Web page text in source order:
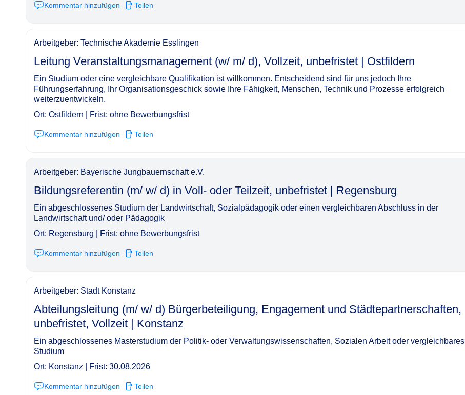
Kommentar hinzufügen Teilen
Arbeitgeber: Technische Akademie Esslingen
Leitung Veranstaltungsmanagement (w/ m/ d), Vollzeit, unbefristet | Ostfildern​‌‌‌‌​‌​‌‌‌‌‌‌​​​​‌
Ein Studium oder eine vergleichbare Qualifikation ist willkommen. Entscheidend sind für uns jedoch Ihre
Führungserfahrung, Ihr Organisationsgeschick sowie Ihre Fähigkeit, Menschen, Technik und Prozesse erfolgreich
weiterzuentwickeln.
Ort: Ostfildern | Frist: ohne Bewerbungsfrist
Kommentar hinzufügen Teilen
Arbeitgeber: Bayerische Jungbauernschaft e.V.
Bildungsreferentin (m/ w/ d) in Voll- oder Teilzeit, unbefristet | Regensburg​‌‌‌‌​‌​‌‌‌‌‌‌​​​​​
Ein abgeschlossenes Studium der Landwirtschaft, Sozialpädagogik oder einen vergleichbaren Abschluss in der
Landwirtschaft und/ oder Pädagogik
Ort: Regensburg | Frist: ohne Bewerbungsfrist
Kommentar hinzufügen Teilen
Arbeitgeber: Stadt Konstanz
Abteilungsleitung (m/ w/ d) Bürgerbeteiligung, Engagement und Städtepartnerschaften,
unbefristet, Vollzeit | Konstanz​‌‌‌‌​‌​‌‌‌‌‌​‌‌‌‌‌
Ein abgeschlossenes Masterstudium der Politik- oder Verwaltungswissenschaften, Sozialen Arbeit oder vergleichbares
Studium
Ort: Konstanz | Frist: 30.08.2026
Kommentar hinzufügen Teilen